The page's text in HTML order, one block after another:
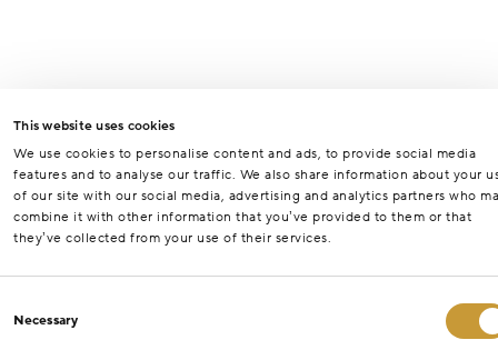
This website uses cookies
We use cookies to personalise content and ads, to provide social media
features and to analyse our traffic. We also share information about your
of our site with our social media, advertising and analytics partners who
combine it with other information that you’ve provided to them or that
they’ve collected from your use of their services.
Selection
Necessary